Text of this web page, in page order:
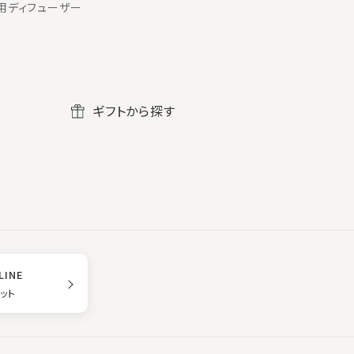
ディフューザー
ギフトから探す
ト